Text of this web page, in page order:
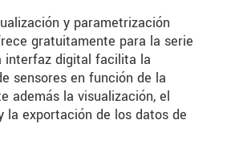
y parametrización
gratuitamente para la serie
interfaz digital facilita la
sensores en función de la
además la visualización, el
la exportación de los datos de